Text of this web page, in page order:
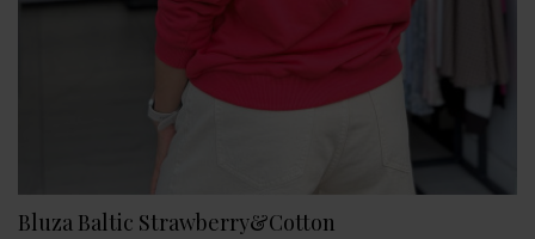
Bluza Baltic Strawberry&Cotton